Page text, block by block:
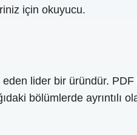
için okuyucu.
lider bir üründür.
bölümlerde ayrıntılı